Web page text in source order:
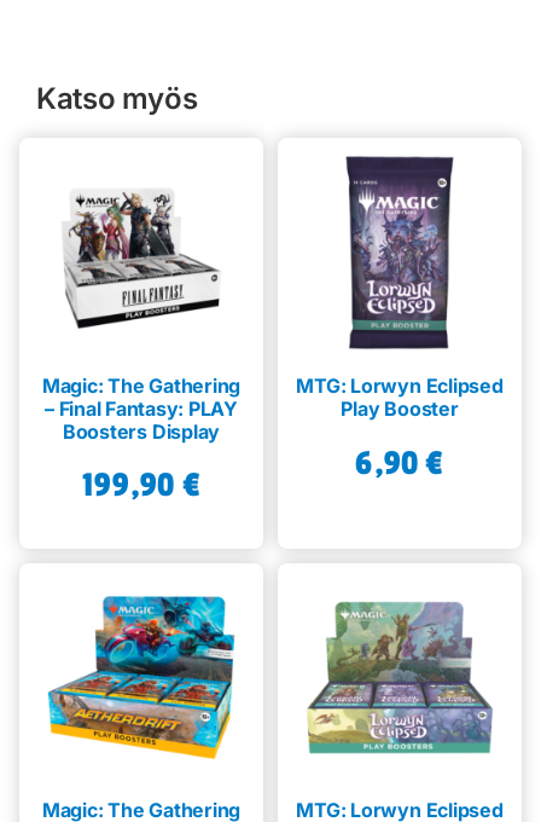
Katso myös
Magic: The Gathering
– Final Fantasy: PLAY
Boosters Display
199,90 €
MTG: Lorwyn Eclipsed
Play Booster
6,90€
Magic: The Gathering
MTG: Lorwyn Eclipsed